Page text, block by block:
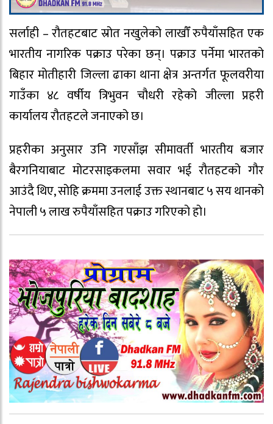
सर्लाही – रौतहटबाट स्रोत नखुलेको लाखौँ रुपैयाँसहित एक
भारतीय नागरिक पक्राउ परेका छन्। पक्राउ पर्नेमा भारतको
बिहार मोतीहारी जिल्ला ढाका थाना क्षेत्र अन्तर्गत फूलवरीया
गाउँका ४८ वर्षीय त्रिभुवन चौधरी रहेको जील्ला प्रहरी
कार्यालय रौतहटले जनाएको छ।
प्रहरीका अनुसार उनि गएसाँझ सीमावर्ती भारतीय बजार
बैरगनियाबाट मोटरसाइकलमा सवार भई रौतहटको गौर
आउंदै थिए, सोहि क्रममा उनलाई उक्त स्थानबाट ५ सय थानको
नेपाली ५ लाख रुपैयाँसहित पक्राउ गरिएको हो।